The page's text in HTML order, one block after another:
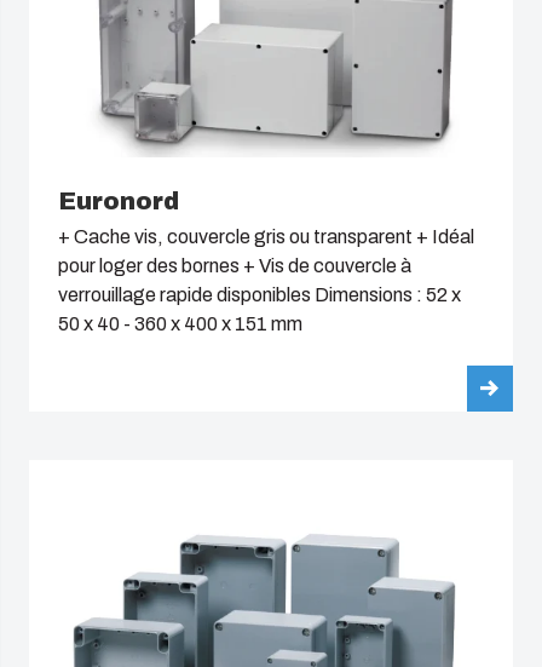
Euronord
+ Cache vis, couvercle gris ou transparent + Idéal
pour loger des bornes + Vis de couvercle à
verrouillage rapide disponibles Dimensions : 52 x
50 x 40 - 360 x 400 x 151 mm